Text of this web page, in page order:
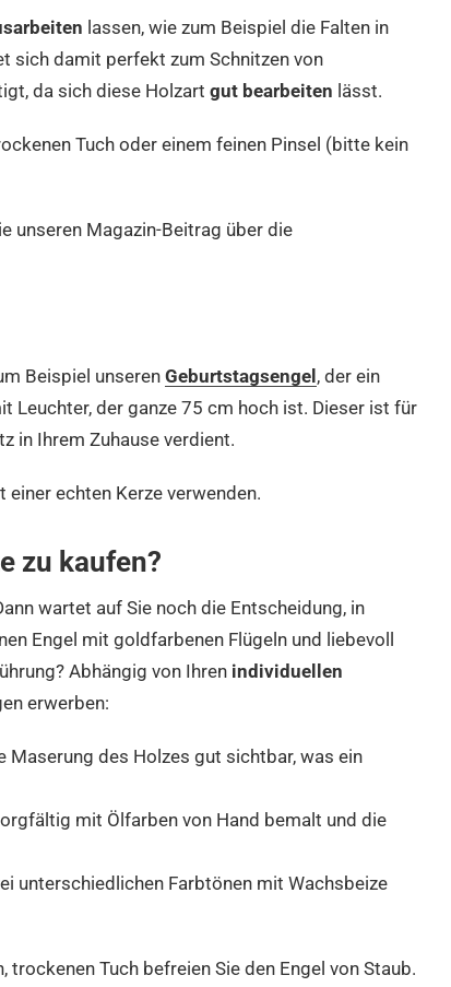
lassen, wie zum Beispiel die Falten in
sich damit perfekt zum Schnitzen von
da sich diese Holzart gut bearbeiten lässt.
Tuch oder einem feinen Pinsel (bitte kein
unseren Magazin-Beitrag über die
Beispiel unseren Geburtstagsengel , der ein
Leuchter, der ganze 75 cm hoch ist. Dieser ist für
in Ihrem Zuhause verdient.
einer echten Kerze verwenden.
zu kaufen?
wartet auf Sie noch die Entscheidung, in
Engel mit goldfarbenen Flügeln und liebevoll
Abhängig von Ihren individuellen
erwerben:
Maserung des Holzes gut sichtbar, was ein
mit Ölfarben von Hand bemalt und die
unterschiedlichen Farbtönen mit Wachsbeize
Tuch befreien Sie den Engel von Staub.